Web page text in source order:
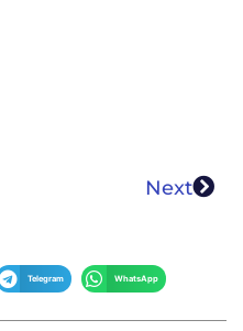
Next
Telegram WhatsApp